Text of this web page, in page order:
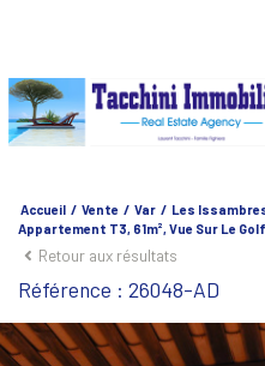
Accueil Vente Var
Les
Appartement T3, 61m², Vue Sur Le
Retour aux résultats
Référence : 26048-AD